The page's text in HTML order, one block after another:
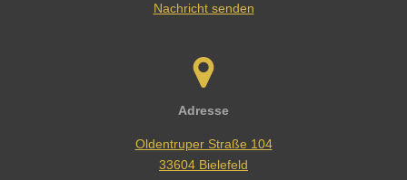
Nachricht senden
Adresse
Oldentruper Straße 104
33604 Bielefeld